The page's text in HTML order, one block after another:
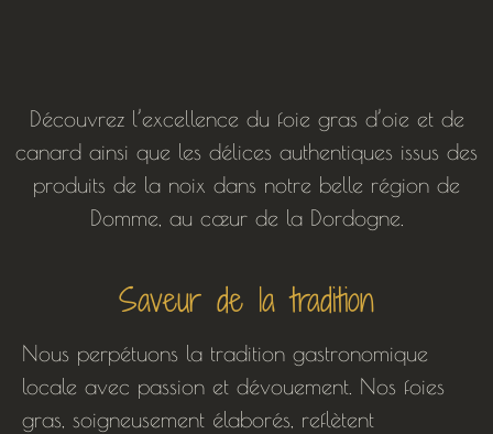
Découvrez l’excellence du foie gras d’oie et de
canard ainsi que les délices authentiques issus des
produits de la noix dans notre belle région de
Domme, au cœur de la Dordogne.
Saveur de la tradition
Nous perpétuons la tradition gastronomique
locale avec passion et dévouement. Nos foies
gras, soigneusement élaborés, reflètent